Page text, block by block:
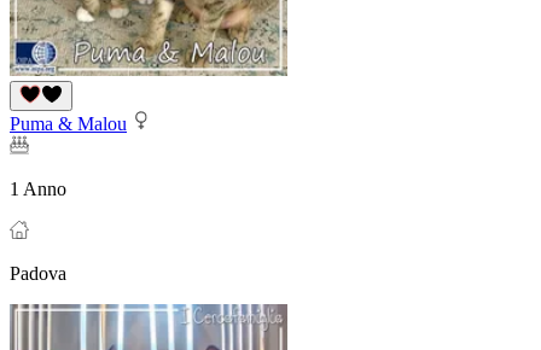
Puma & Malou
1 Anno
Padova